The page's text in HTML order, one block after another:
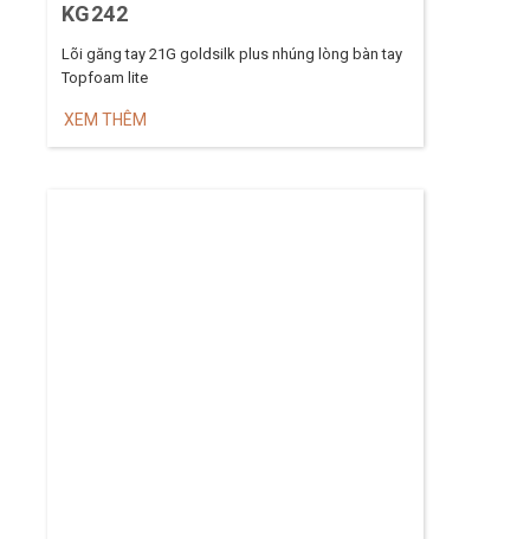
KG242
Lõi găng tay 21G goldsilk plus nhúng lòng bàn tay
Topfoam lite
XEM THÊM